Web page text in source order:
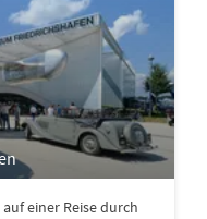
einer Reise durch